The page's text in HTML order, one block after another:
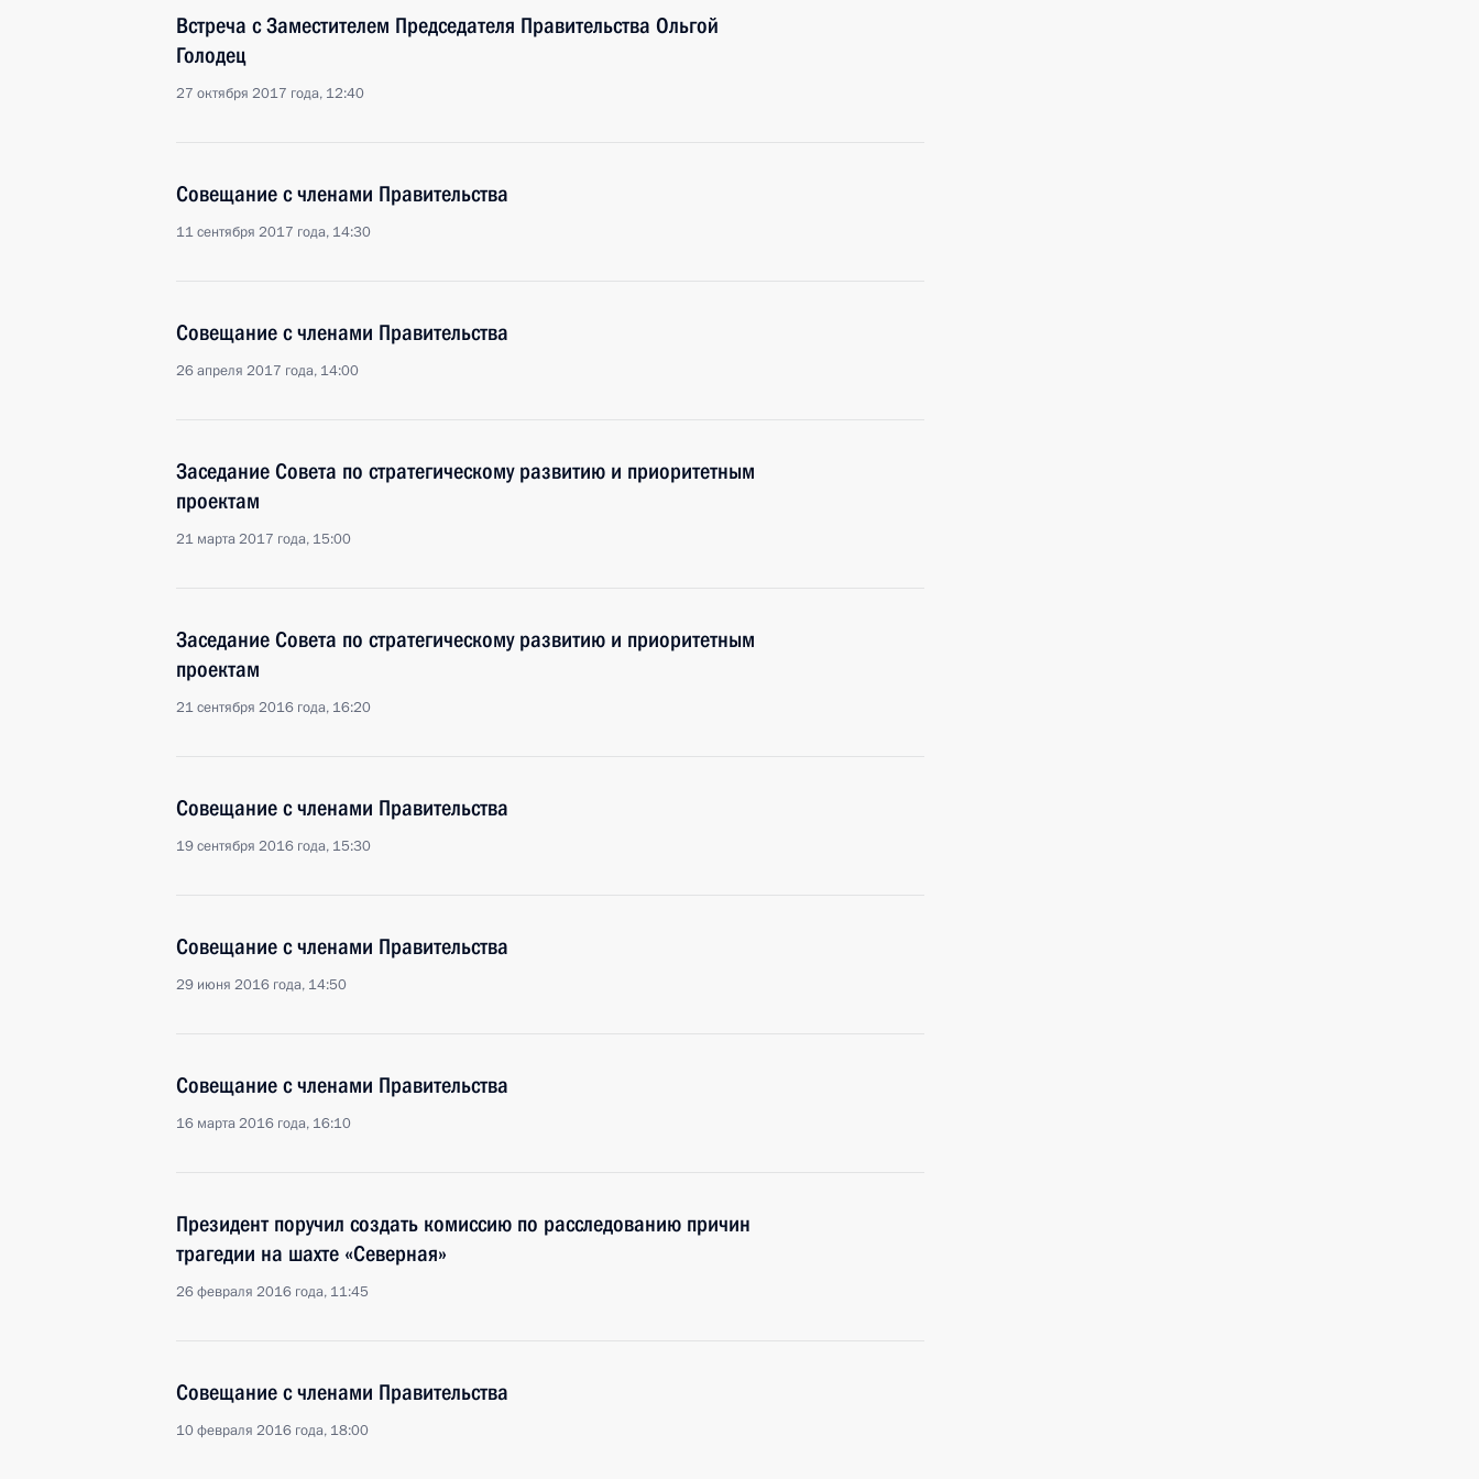
Встреча с Заместителем Председателя Правительства Ольгой
Голодец
27 октября 2017 года, 12:40
Совещание с членами Правительства
11 сентября 2017 года, 14:30
Совещание с членами Правительства
26 апреля 2017 года, 14:00
Заседание Совета по стратегическому развитию и приоритетным
проектам
21 марта 2017 года, 15:00
Заседание Совета по стратегическому развитию и приоритетным
проектам
21 сентября 2016 года, 16:20
Совещание с членами Правительства
19 сентября 2016 года, 15:30
Совещание с членами Правительства
29 июня 2016 года, 14:50
Совещание с членами Правительства
16 марта 2016 года, 16:10
Президент поручил создать комиссию по расследованию причин
трагедии на шахте «Северная»
26 февраля 2016 года, 11:45
Совещание с членами Правительства
10 февраля 2016 года, 18:00